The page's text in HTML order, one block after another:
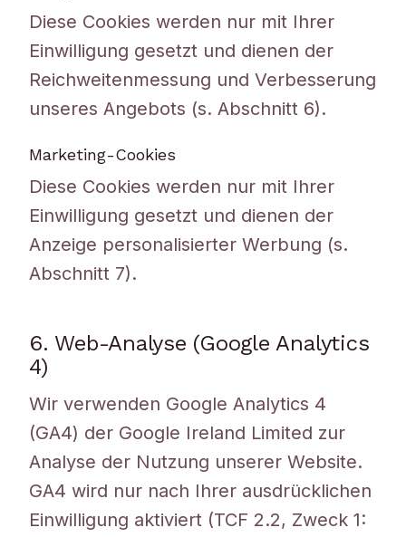
Diese Cookies werden nur mit Ihrer
Einwilligung gesetzt und dienen der
Reichweitenmessung und Verbesserung
unseres Angebots (s. Abschnitt 6).
Marketing-Cookies
Diese Cookies werden nur mit Ihrer
Einwilligung gesetzt und dienen der
Anzeige personalisierter Werbung (s.
Abschnitt 7).
6. Web-Analyse (Google Analytics
4)
Wir verwenden Google Analytics 4
(GA4) der Google Ireland Limited zur
Analyse der Nutzung unserer Website.
GA4 wird nur nach Ihrer ausdrücklichen
Einwilligung aktiviert (TCF 2.2, Zweck 1: